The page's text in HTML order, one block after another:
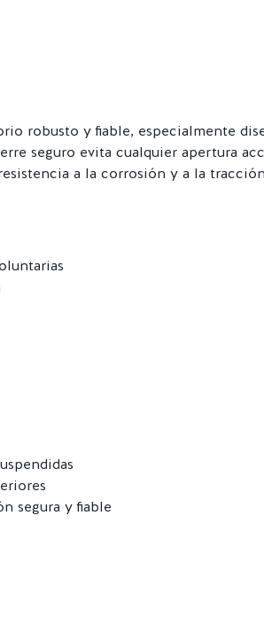
robusto y fiable, especialmente
seguro evita cualquier apertura
a la corrosión y a la
segura y fiable